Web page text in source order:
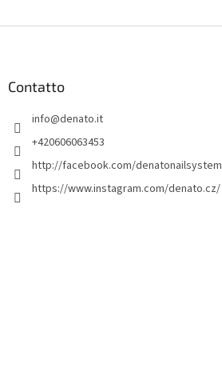
Contatto
info@denato.it
+420606063453
http://facebook.com/denatonailsystem
https://www.instagram.com/denato.cz/